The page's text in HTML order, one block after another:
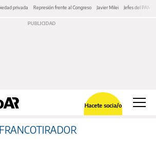
privada Represión frente al Congreso Javier Milei Jefes del PAMI
Hacete socia/o